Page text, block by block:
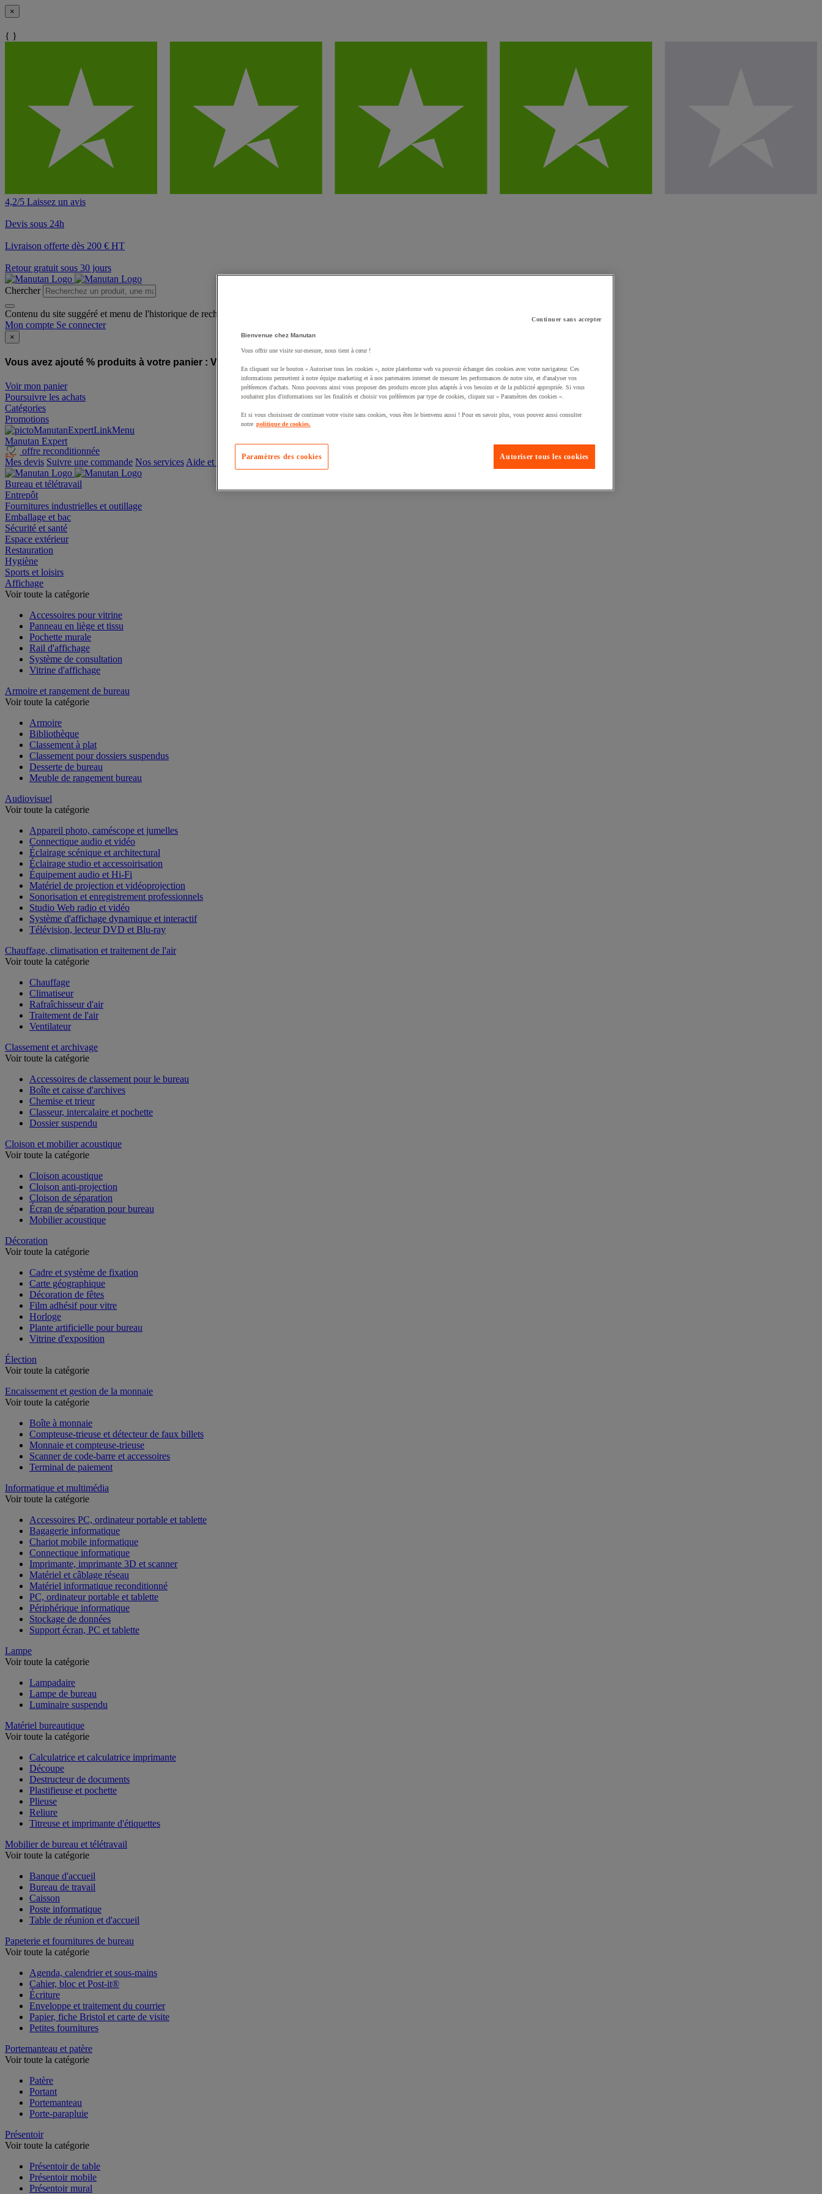
×
{ }
4,2/5 Laissez un avis
Devis sous 24h
Livraison offerte dès 200 € HT
Retour gratuit sous 30 jours
Chercher
Contenu du site suggéré et menu de l'historique de recherche
Mon compte Se connecter
×
Vous avez ajouté % produits à votre panier : Vous avez ajouté un produit à votre panier :
Voir mon panier
Poursuivre les achats
Catégories
Promotions
Manutan Expert
offre reconditionnée
Mes devis Suivre une commande Nos services Aide et contact
Bureau et télétravail
Entrepôt
Fournitures industrielles et outillage
Emballage et bac
Sécurité et santé
Espace extérieur
Restauration
Hygiène
Sports et loisirs
Affichage
Voir toute la catégorie
Accessoires pour vitrine
Panneau en liège et tissu
Pochette murale
Rail d'affichage
Système de consultation
Vitrine d'affichage
Armoire et rangement de bureau
Voir toute la catégorie
Armoire
Bibliothèque
Classement à plat
Classement pour dossiers suspendus
Desserte de bureau
Meuble de rangement bureau
Audiovisuel
Voir toute la catégorie
Appareil photo, caméscope et jumelles
Connectique audio et vidéo
Éclairage scénique et architectural
Éclairage studio et accessoirisation
Équipement audio et Hi-Fi
Matériel de projection et vidéoprojection
Sonorisation et enregistrement professionnels
Studio Web radio et vidéo
Système d'affichage dynamique et interactif
Télévision, lecteur DVD et Blu-ray
Chauffage, climatisation et traitement de l'air
Voir toute la catégorie
Chauffage
Climatiseur
Rafraîchisseur d'air
Traitement de l'air
Ventilateur
Classement et archivage
Voir toute la catégorie
Accessoires de classement pour le bureau
Boîte et caisse d'archives
Chemise et trieur
Classeur, intercalaire et pochette
Dossier suspendu
Cloison et mobilier acoustique
Voir toute la catégorie
Cloison acoustique
Cloison anti-projection
Cloison de séparation
Écran de séparation pour bureau
Mobilier acoustique
Décoration
Voir toute la catégorie
Cadre et système de fixation
Carte géographique
Décoration de fêtes
Film adhésif pour vitre
Horloge
Plante artificielle pour bureau
Vitrine d'exposition
Élection
Voir toute la catégorie
Encaissement et gestion de la monnaie
Voir toute la catégorie
Boîte à monnaie
Compteuse-trieuse et détecteur de faux billets
Monnaie et compteuse-trieuse
Scanner de code-barre et accessoires
Terminal de paiement
Informatique et multimédia
Voir toute la catégorie
Accessoires PC, ordinateur portable et tablette
Bagagerie informatique
Chariot mobile informatique
Connectique informatique
Imprimante, imprimante 3D et scanner
Matériel et câblage réseau
Matériel informatique reconditionné
PC, ordinateur portable et tablette
Périphérique informatique
Stockage de données
Support écran, PC et tablette
Lampe
Voir toute la catégorie
Lampadaire
Lampe de bureau
Luminaire suspendu
Matériel bureautique
Voir toute la catégorie
Calculatrice et calculatrice imprimante
Découpe
Destructeur de documents
Plastifieuse et pochette
Plieuse
Reliure
Titreuse et imprimante d'étiquettes
Mobilier de bureau et télétravail
Voir toute la catégorie
Banque d'accueil
Bureau de travail
Caisson
Poste informatique
Table de réunion et d'accueil
Papeterie et fournitures de bureau
Voir toute la catégorie
Agenda, calendrier et sous-mains
Cahier, bloc et Post-it®
Écriture
Enveloppe et traitement du courrier
Papier, fiche Bristol et carte de visite
Petites fournitures
Portemanteau et patère
Voir toute la catégorie
Patère
Portant
Portemanteau
Porte-parapluie
Présentoir
Voir toute la catégorie
Présentoir de table
Présentoir mobile
Présentoir mural
Continuer sans accepter
Bienvenue chez Manutan
Vous offrir une visite sur-mesure, nous tient à cœur !
En cliquant sur le bouton « Autoriser tous les cookies », notre plateforme web va pouvoir échanger des cookies avec votre navigateur. Ces
informations permettent à notre équipe marketing et à nos partenaires internet de mesurer les performances de notre site, et d'analyser vos
préférences d'achats. Nous pouvons ainsi vous proposer des produits encore plus adaptés à vos besoins et de la publicité appropriée. Si vous
souhaitez plus d'informations sur les finalités et choisir vos préférences par type de cookies, cliquez sur « Paramètres des cookies ».
Et si vous choisissez de continuer votre visite sans cookies, vous êtes le bienvenu aussi ! Pour en savoir plus, vous pouvez aussi consulter
notre politique de cookies.
Autoriser tous les cookies
Paramètres des cookies